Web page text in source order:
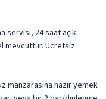
servisi, 24 saat açık
mevcuttur. Ücretsiz
manzarasına nazır yemek